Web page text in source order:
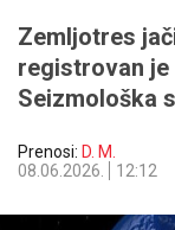
Zemljotres
registrovan je
Seizmološka
Prenosi: D. M.
08.06.2026.
12:12